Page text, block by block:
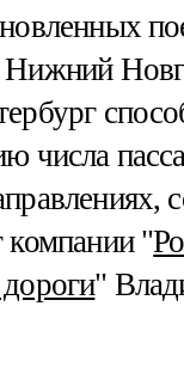
числа
компании "
"